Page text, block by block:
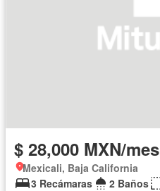
$ 28,000 MXN/mes
Mexicali, Baja California
3 Recámaras
2 Baños